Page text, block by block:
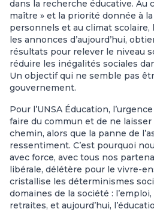
dans la recherche éducative. Au
maître » et la priorité donnée à
personnels et au climat
les annonces d’aujourd’hui,
résultats pour relever le niveau
réduire les inégalités sociales
Un objectif qui ne semble pas
gouvernement.
Pour l’UNSA Éducation,
faire du commun et de ne
chemin, alors que la panne de
ressentiment. C’est pourquoi
avec force, avec tous nos
libérale, délétère pour le vivre-
cristallise les déterminismes
domaines de la société :
retraites, et aujourd’hui,